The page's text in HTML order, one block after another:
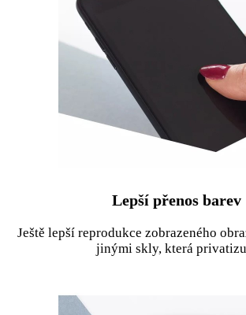
Lepší přenos barev
Ještě lepší reprodukce zobrazeného
jinými skly, která